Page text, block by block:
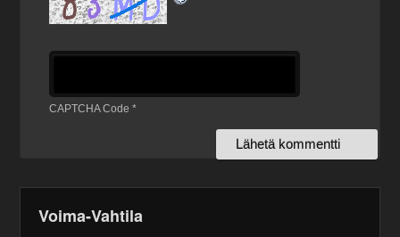
CAPTCHA Code *
Voima-Vahtila